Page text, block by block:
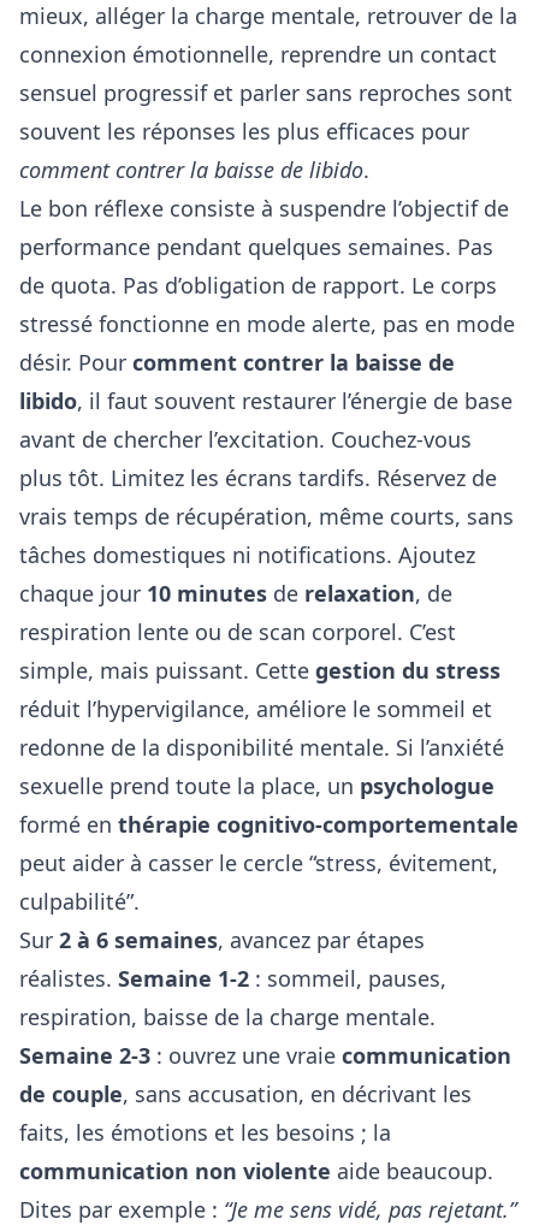
mieux, alléger la charge mentale, retrouver de la
connexion émotionnelle, reprendre un contact
sensuel progressif et parler sans reproches sont
souvent les réponses les plus efficaces pour
comment contrer la baisse de libido.
Le bon réflexe consiste à suspendre l’objectif de
performance pendant quelques semaines. Pas
de quota. Pas d’obligation de rapport. Le corps
stressé fonctionne en mode alerte, pas en mode
désir. Pour comment contrer la baisse de
libido, il faut souvent restaurer l’énergie de base
avant de chercher l’excitation. Couchez-vous
plus tôt. Limitez les écrans tardifs. Réservez de
vrais temps de récupération, même courts, sans
tâches domestiques ni notifications. Ajoutez
chaque jour 10 minutes de relaxation, de
respiration lente ou de scan corporel. C’est
simple, mais puissant. Cette gestion du stress
réduit l’hypervigilance, améliore le sommeil et
redonne de la disponibilité mentale. Si l’anxiété
sexuelle prend toute la place, un psychologue
formé en thérapie cognitivo-comportementale
peut aider à casser le cercle “stress, évitement,
culpabilité”.
Sur 2 à 6 semaines, avancez par étapes
réalistes. Semaine 1-2 : sommeil, pauses,
respiration, baisse de la charge mentale.
Semaine 2-3 : ouvrez une vraie communication
de couple, sans accusation, en décrivant les
faits, les émotions et les besoins ; la
communication non violente aide beaucoup.
Dites par exemple : “Je me sens vidé, pas rejetant.”